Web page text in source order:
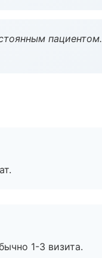
пациентом.
1-3 визита.